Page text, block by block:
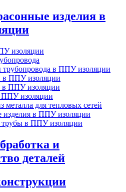
изделия в
изоляции
в ППУ изоляции
в ППУ изоляции
в ППУ изоляции
изоляции
металла для тепловых сетей
изделия в ППУ изоляции
трубы в ППУ изоляции
и
деталей